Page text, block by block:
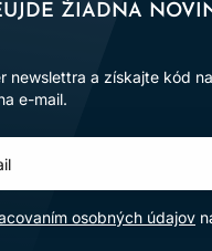
ŽIADNA
newslettra a získajte kód na
e-mail.
osobných údajov